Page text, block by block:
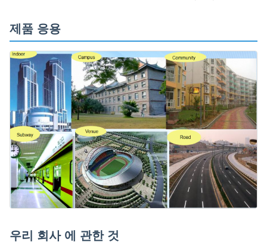
제품 응용
우리 회사 에 관한 것